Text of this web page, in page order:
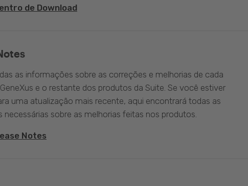
de Download
as informações sobre as correções e melhorias de cada
e o restante dos produtos da Suite. Se você estiver
uma atualização mais recente, aqui encontrará todas as
necessárias sobre as melhorias feitas nos produtos.
Notes